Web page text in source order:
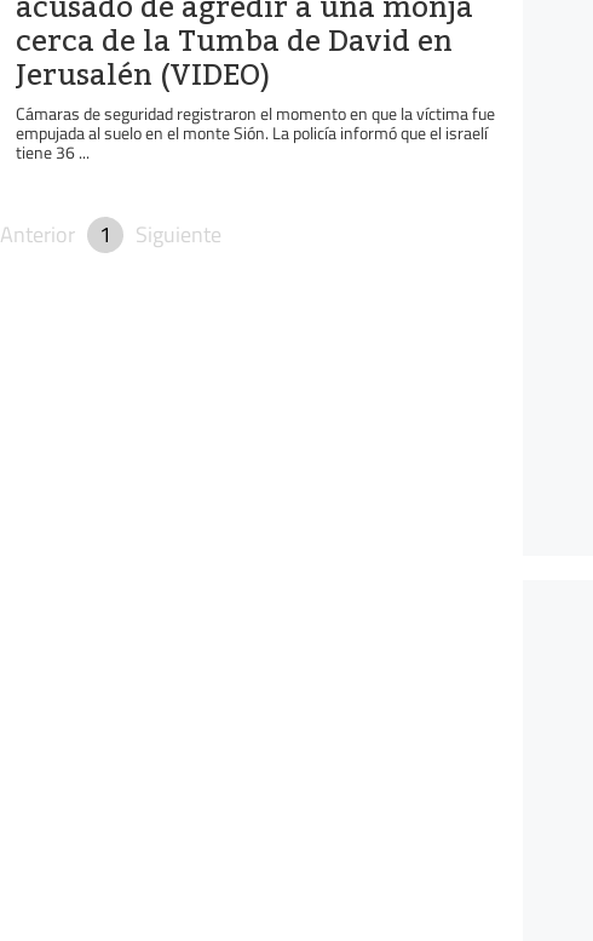
cerca de la Tumba de David en
Jerusalén (VIDEO)
Cámaras de seguridad registraron el momento en que la víctima fue
empujada al suelo en el monte Sión. La policía informó que el israelí
tiene 36 ...
Anterior 1 Siguiente